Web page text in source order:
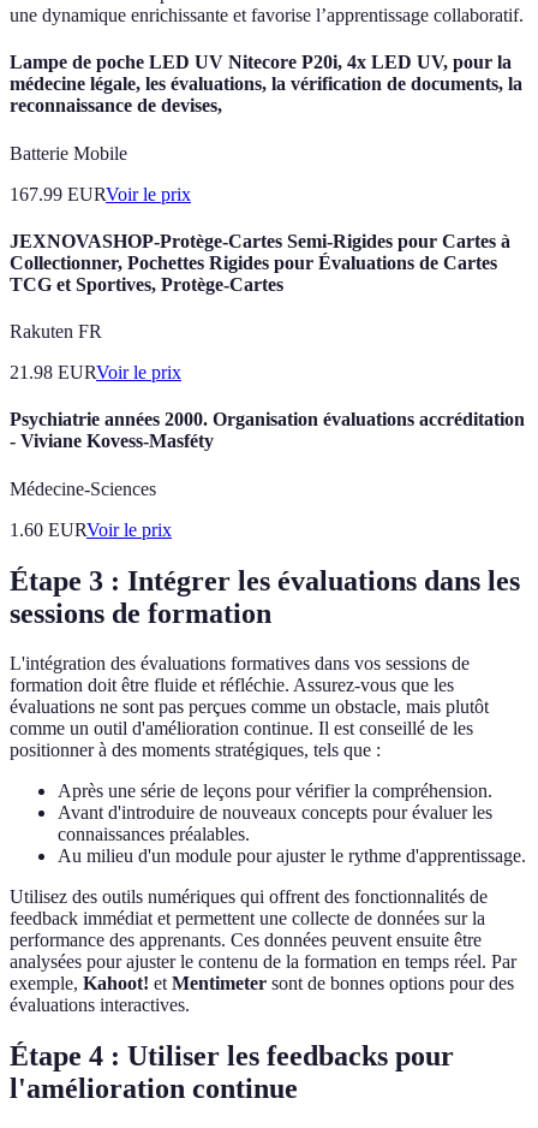
une dynamique enrichissante et favorise l’apprentissage collaboratif.
Lampe de poche LED UV Nitecore P20i, 4x LED UV, pour la
médecine légale, les évaluations, la vérification de documents, la
reconnaissance de devises,
Batterie Mobile
167.99 EURVoir le prix
JEXNOVASHOP-Protège-Cartes Semi-Rigides pour Cartes à
Collectionner, Pochettes Rigides pour Évaluations de Cartes
TCG et Sportives, Protège-Cartes
Rakuten FR
21.98 EURVoir le prix
Psychiatrie années 2000. Organisation évaluations accréditation
- Viviane Kovess-Masféty
Médecine-Sciences
1.60 EURVoir le prix
Étape 3 : Intégrer les évaluations dans les
sessions de formation
L'intégration des évaluations formatives dans vos sessions de
formation doit être fluide et réfléchie. Assurez-vous que les
évaluations ne sont pas perçues comme un obstacle, mais plutôt
comme un outil d'amélioration continue. Il est conseillé de les
positionner à des moments stratégiques, tels que :
Après une série de leçons pour vérifier la compréhension.
Avant d'introduire de nouveaux concepts pour évaluer les
connaissances préalables.
Au milieu d'un module pour ajuster le rythme d'apprentissage.
Utilisez des outils numériques qui offrent des fonctionnalités de
feedback immédiat et permettent une collecte de données sur la
performance des apprenants. Ces données peuvent ensuite être
analysées pour ajuster le contenu de la formation en temps réel. Par
exemple, Kahoot! etMentimeter sont de bonnes options pour des
évaluations interactives.
Étape 4 : Utiliser les feedbacks pour
l'amélioration continue